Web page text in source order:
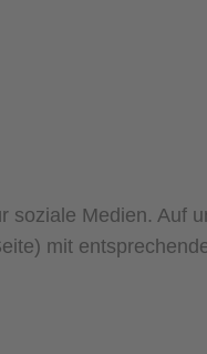
soziale Medien. Auf
mit